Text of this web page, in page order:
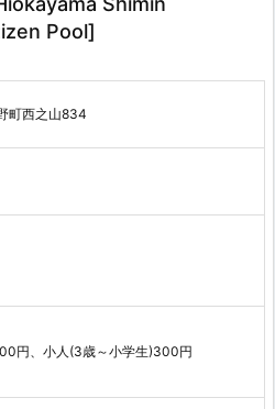
Pool]
町西之山834
円、小人(3歳～小学生)300円